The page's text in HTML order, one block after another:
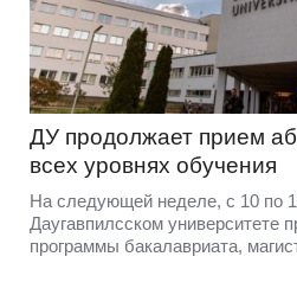
ДУ продолжает прием
всех уровнях обучения
На следующей неделе, с 10 по
Даугавпилсском университете
программы бакалавриата,